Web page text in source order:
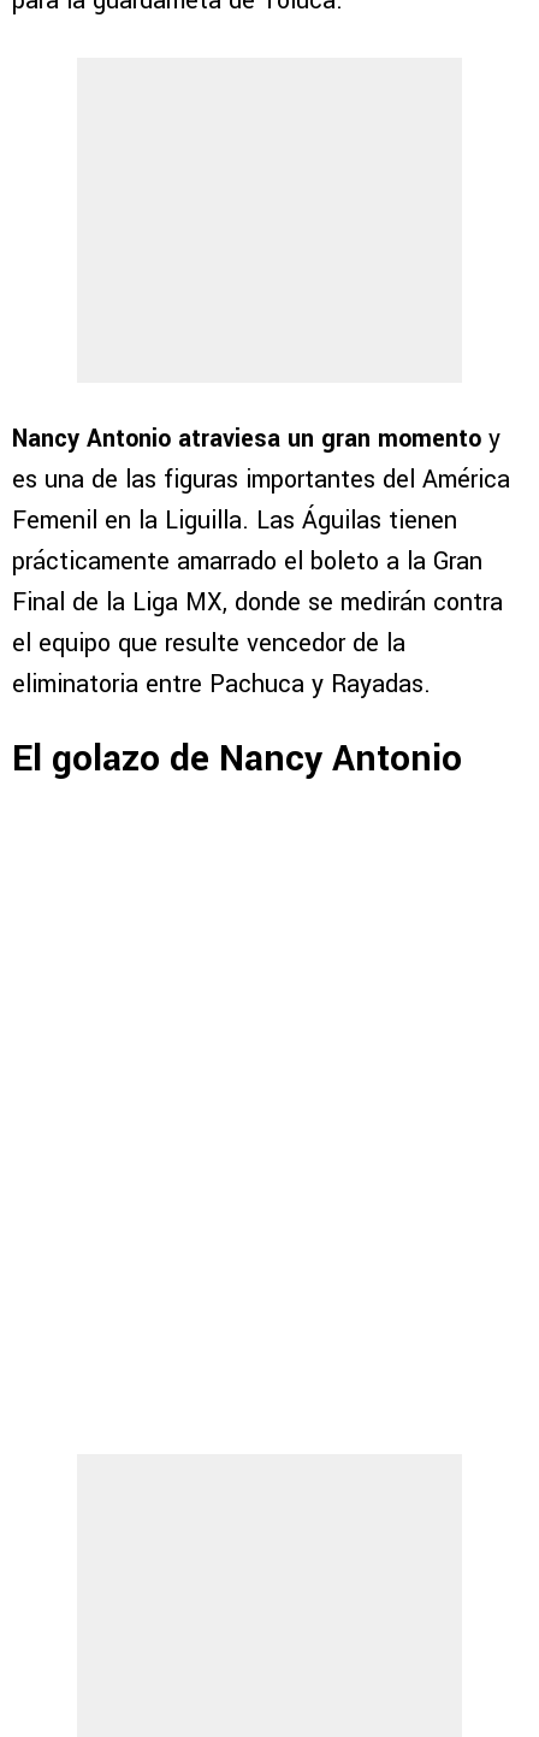
Nancy Antonio atraviesa un gran momento y
es una de las figuras importantes del América
Femenil en la Liguilla. Las Águilas tienen
prácticamente amarrado el boleto a la Gran
Final de la Liga MX, donde se medirán contra
el equipo que resulte vencedor de la
eliminatoria entre Pachuca y Rayadas.
El golazo de Nancy Antonio